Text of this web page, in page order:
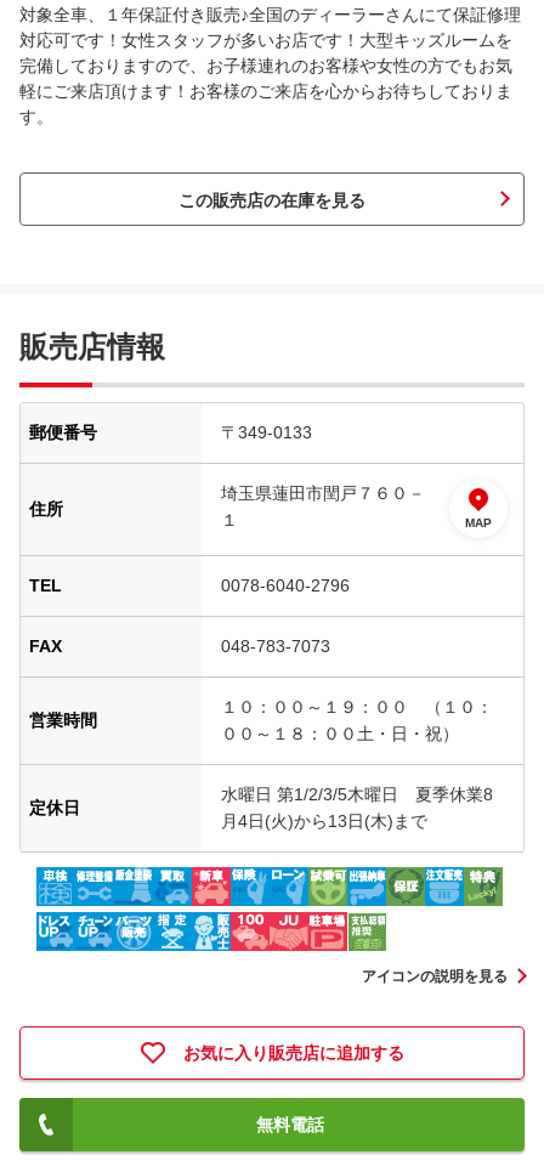
対象全車、１年保証付き販売♪全国のディーラーさんにて保証修理
対応可です！女性スタッフが多いお店です！大型キッズルームを
完備しておりますので、お子様連れのお客様や女性の方でもお気
軽にご来店頂けます！お客様のご来店を心からお待ちしておりま
す。
この販売店の在庫を見る
販売店情報
郵便番号 〒349-0133
住所
埼玉県蓮田市閏戸７６０－
１
MAP
TEL 0078-6040-2796
FAX 048-783-7073
営業時間
１０：００～１９：００ （１０：
００～１８：００土・日・祝）
定休日
水曜日 第1/2/3/5木曜日 夏季休業8
月4日(火)から13日(木)まで
アイコンの説明を見る
お気に入り販売店に追加する
無料電話